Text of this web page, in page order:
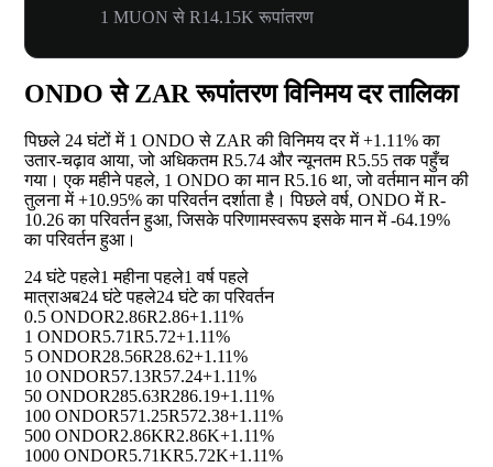
1 MUON से R14.15K रूपांतरण
ONDO से ZAR रूपांतरण विनिमय दर तालिका
पिछले 24 घंटों में 1 ONDO से ZAR की विनिमय दर में+1.11%का
उतार-चढ़ाव आया, जो अधिकतम R5.74 और न्यूनतम R5.55 तक पहुँच
गया। एक महीने पहले, 1 ONDO का मान R5.16 था, जो वर्तमान मान की
तुलना में+10.95%का परिवर्तन दर्शाता है। पिछले वर्ष, ONDO में R-
10.26 का परिवर्तन हुआ, जिसके परिणामस्वरूप इसके मान में-64.19%
का परिवर्तन हुआ।
24 घंटे पहले1 महीना पहले1 वर्ष पहले
मात्राअब24 घंटे पहले24 घंटे का परिवर्तन
0.5 ONDOR2.86R2.86+1.11%
1 ONDOR5.71R5.72+1.11%
5 ONDOR28.56R28.62+1.11%
10 ONDOR57.13R57.24+1.11%
50 ONDOR285.63R286.19+1.11%
100 ONDOR571.25R572.38+1.11%
500 ONDOR2.86KR2.86K+1.11%
1000 ONDOR5.71KR5.72K+1.11%